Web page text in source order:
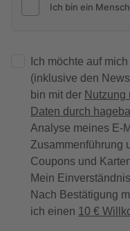
Ich möchte auf mich
(inklusive den
bin mit der Nutzung
Daten durch
Analyse meines E-
Zusammenführung
Coupons und
Mein
Nach Bestätigung
ich einen 10 €